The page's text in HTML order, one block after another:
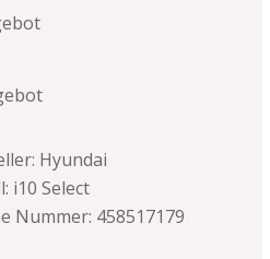
Hyundai
i10 Select
Nummer: 458517179